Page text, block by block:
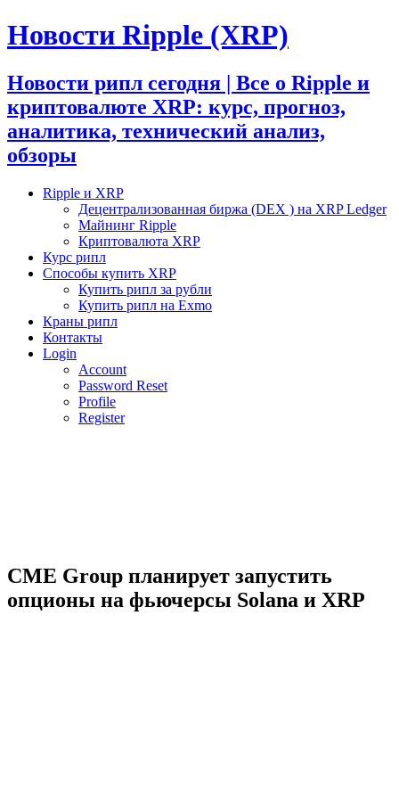
Новости Ripple (XRP)
Новости рипл сегодня | Все о Ripple и
криптовалюте XRP: курс, прогноз,
аналитика, технический анализ,
обзоры
Ripple и XRP
Децентрализованная биржа (DEX ) на XRP Ledger
Майнинг Ripple
Криптовалюта XRP
Курс рипл
Способы купить XRP
Купить рипл за рубли
Купить рипл на Exmo
Краны рипл
Контакты
Login
Account
Password Reset
Profile
Register
CME Group планирует запустить
опционы на фьючерсы Solana и XRP